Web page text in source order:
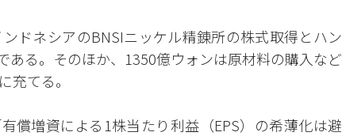
ドネシアのBNSIニッケル精錬所の株式取得とハン
ある。そのほか、1350億ウォンは原材料の購入など
充てる。
償増資による1株当たり利益（EPS）の希薄化は避